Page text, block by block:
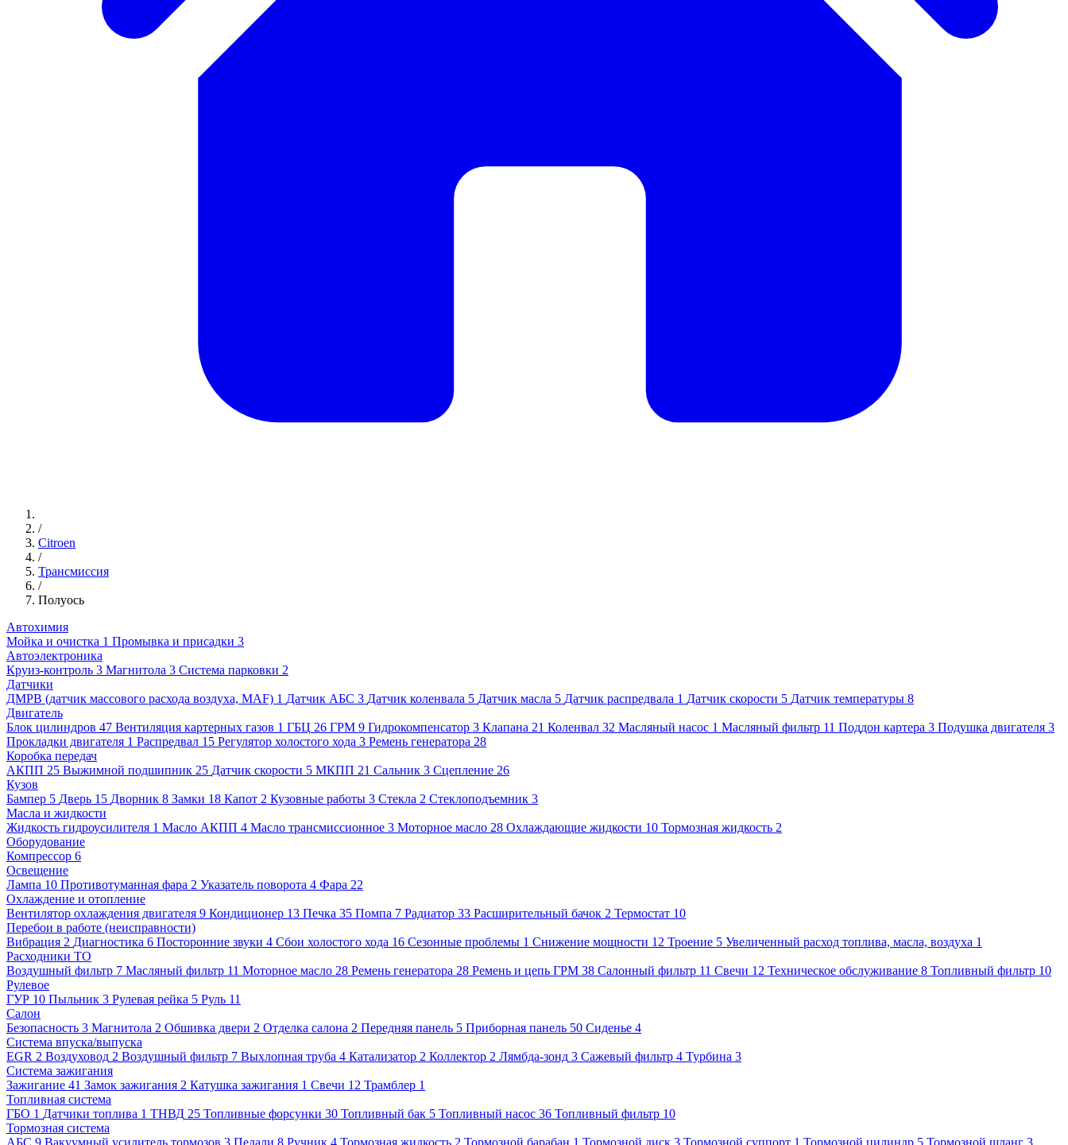
/
Citroen
/
Трансмиссия
/
Полуось
Автохимия
Мойка и очистка 1 Промывка и присадки 3
Автоэлектроника
Круиз-контроль 3 Магнитола 3 Система парковки 2
Датчики
ДМРВ (датчик массового расхода воздуха, MAF) 1 Датчик АБС 3 Датчик коленвала 5 Датчик масла 5 Датчик распредвала 1 Датчик скорости 5 Датчик температуры 8
Двигатель
Блок цилиндров 47 Вентиляция картерных газов 1 ГБЦ 26 ГРМ 9 Гидрокомпенсатор 3 Клапана 21 Коленвал 32 Масляный насос 1 Масляный фильтр 11 Поддон картера 3 Подушка двигателя 3
Прокладки двигателя 1 Распредвал 15 Регулятор холостого хода 3 Ремень генератора 28
Коробка передач
АКПП 25 Выжимной подшипник 25 Датчик скорости 5 МКПП 21 Сальник 3 Сцепление 26
Кузов
Бампер 5 Дверь 15 Дворник 8 Замки 18 Капот 2 Кузовные работы 3 Стекла 2 Стеклоподъемник 3
Масла и жидкости
Жидкость гидроусилителя 1 Масло АКПП 4 Масло трансмиссионное 3 Моторное масло 28 Охлаждающие жидкости 10 Тормозная жидкость 2
Оборудование
Компрессор 6
Освещение
Лампа 10 Противотуманная фара 2 Указатель поворота 4 Фара 22
Охлаждение и отопление
Вентилятор охлаждения двигателя 9 Кондиционер 13 Печка 35 Помпа 7 Радиатор 33 Расширительный бачок 2 Термостат 10
Перебои в работе (неисправности)
Вибрация 2 Диагностика 6 Посторонние звуки 4 Сбои холостого хода 16 Сезонные проблемы 1 Снижение мощности 12 Троение 5 Увеличенный расход топлива, масла, воздуха 1
Расходники ТО
Воздушный фильтр 7 Масляный фильтр 11 Моторное масло 28 Ремень генератора 28 Ремень и цепь ГРМ 38 Салонный фильтр 11 Свечи 12 Техническое обслуживание 8 Топливный фильтр 10
Рулевое
ГУР 10 Пыльник 3 Рулевая рейка 5 Руль 11
Салон
Безопасность 3 Магнитола 2 Обшивка двери 2 Отделка салона 2 Передняя панель 5 Приборная панель 50 Сиденье 4
Система впуска/выпуска
EGR 2 Воздуховод 2 Воздушный фильтр 7 Выхлопная труба 4 Катализатор 2 Коллектор 2 Лямбда-зонд 3 Сажевый фильтр 4 Турбина 3
Система зажигания
Зажигание 41 Замок зажигания 2 Катушка зажигания 1 Свечи 12 Трамблер 1
Топливная система
ГБО 1 Датчики топлива 1 ТНВД 25 Топливные форсунки 30 Топливный бак 5 Топливный насос 36 Топливный фильтр 10
Тормозная система
АБС 9 Вакуумный усилитель тормозов 3 Педали 8 Ручник 4 Тормозная жидкость 2 Тормозной барабан 1 Тормозной диск 3 Тормозной суппорт 1 Тормозной цилиндр 5 Тормозной шланг 3